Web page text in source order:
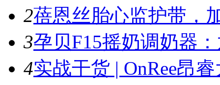
2蓓恩丝胎心监护带，
3孕贝F15摇奶调奶器
4实战干货 | OnRee昂